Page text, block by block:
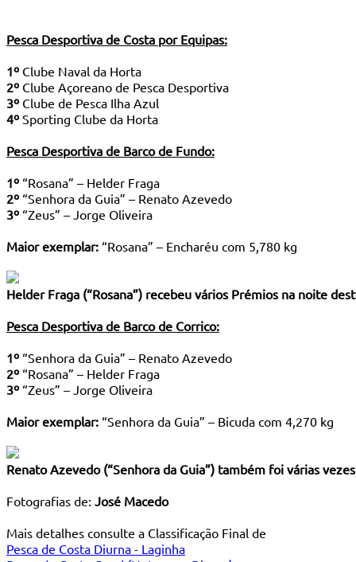
Pesca Desportiva de Costa por Equipas:
1º Clube Naval da Horta
2º Clube Açoreano de Pesca Desportiva
3º Clube de Pesca Ilha Azul
4º Sporting Clube da Horta
Pesca Desportiva de Barco de Fundo:
1º “Rosana” – Helder Fraga
2º “Senhora da Guia” – Renato Azevedo
3º “Zeus” – Jorge Oliveira
Maior exemplar: “Rosana” – Encharéu com 5,780 kg
Helder Fraga (“Rosana”) recebeu vários Prémios na noite
Pesca Desportiva de Barco de Corrico:
1º “Senhora da Guia” – Renato Azevedo
2º “Rosana” – Helder Fraga
3º “Zeus” – Jorge Oliveira
Maior exemplar: “Senhora da Guia” – Bicuda com 4,270 kg
Renato Azevedo (“Senhora da Guia”) também foi várias
Fotografias de: José Macedo
Mais detalhes consulte a Classificação Final de
Pesca de Costa Diurna - Laginha